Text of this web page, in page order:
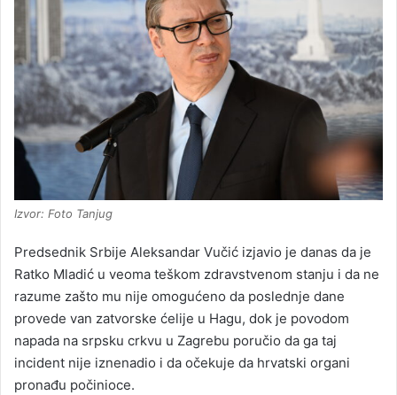
Izvor: Foto Tanjug
Predsednik Srbije Aleksandar Vučić izjavio je danas da je
Ratko Mladić u veoma teškom zdravstvenom stanju i da ne
razume zašto mu nije omogućeno da poslednje dane
provede van zatvorske ćelije u Hagu, dok je povodom
napada na srpsku crkvu u Zagrebu poručio da ga taj
incident nije iznenadio i da očekuje da hrvatski organi
pronađu počinioce.